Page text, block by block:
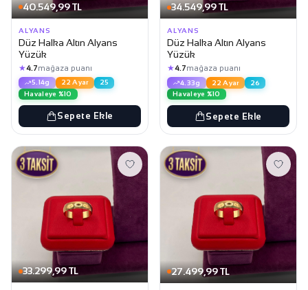
40.549,99 TL
ALYANS
Düz Halka Altın Alyans
Yüzük
★4.7mağaza puanı
5.14g 22 Ayar
25
Havaleye %10
Sepete Ekle
34.549,99 TL
ALYANS
Düz Halka Altın Alyans
Yüzük
★4.7mağaza puanı
4.33g 22 Ayar
26
Havaleye %10
Sepete Ekle
33.299,99 TL 27.499,99 TL